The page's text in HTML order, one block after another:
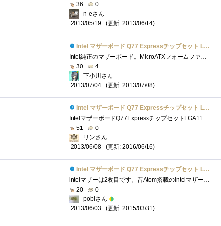
36
0
n-eさん
2013/05/19
(更新: 2013/06/14)
Intel マザーボード Q77 Expressチップセット LGA1155 BOXDQ77MK 【Micro-ATX】
Intel純正のマザーボード。MicroATXフォームファクタを採用した一見普通のマザーボードだが、単品販売のマザーとしては珍しいQ77チップセットを搭�...
30
4
下小川さん
2013/07/04
(更新: 2013/07/08)
Intel マザーボード Q77 Expressチップセット LGA1155 BOXDQ77MK 【Micro-ATX】
IntelマザーボードQ77ExpressチップセットLGA1155BOXDQ77MK 「『インテル(R)Core(TM)vPro(TM)プロセッサー・ファミリー』の謎を解き明かせ！」 レビュー用に�...
51
0
リンさん
2013/06/08
(更新: 2016/06/16)
Intel マザーボード Q77 Expressチップセット LGA1155 BOXDQ77MK 【Micro-ATX】
intelマザーは2枚目です。昔Atom搭載のintelマザーを使っていましたがBIOSがじゃじゃ馬で大変でした。 今回運よくレビューに当選しこのマザーボー�...
20
0
pobiさん
2013/06/03
(更新: 2015/03/31)